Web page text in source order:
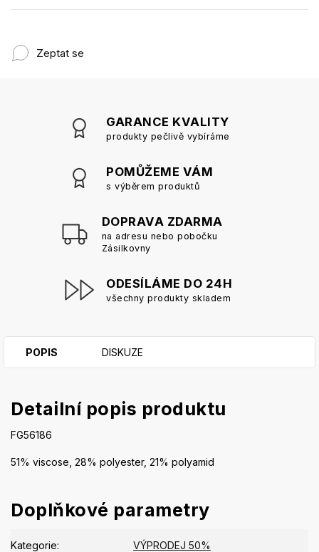
Zeptat se
GARANCE KVALITY
produkty pečlivě vybíráme
POMŮŽEME VÁM
s výběrem produktů
DOPRAVA ZDARMA
na adresu nebo pobočku
Zásilkovny
ODESÍLÁME DO 24H
všechny produkty skladem
POPIS DISKUZE
Detailní popis produktu
FG56186
51% viscose, 28% polyester, 21% polyamid
Doplňkové parametry
Kategorie: VÝPRODEJ 50%